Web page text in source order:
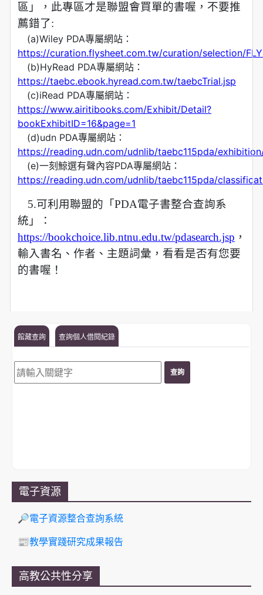
區」，此專區才是聯盟會買單的書喔，不要推
薦錯了:
(a)Wiley PDA專屬網站：
https://curation.flysheet.com.tw/curation/selection/
(b)HyRead PDA專屬網站：
https://taebc.ebook.hyread.com.tw/taebcTrial.jsp
(c)iRead PDA專屬網站：
https://www.airitibooks.com/Exhibit/Detail?
bookExhibitID=16&page=1
(d)udn PDA專屬網站：
https://reading.udn.com/udnlib/taebc115pda/
(e)一刻鯨選有聲內容PDA專屬網站：
https://reading.udn.com/udnlib/taebc115pda/
5.可利用聯盟的「PDA電子書整合查詢系
統」：
https://bookchoice.lib.ntnu.edu.tw/pdasearch.jsp ，
輸入書名、作者、主題詞彙，看看是否有您要
的書喔！
館藏查詢 查詢個人借閱紀錄
電子資源
🔎電子資源整合查詢系統
📰教學實踐研究成果報告
高教公共性分享